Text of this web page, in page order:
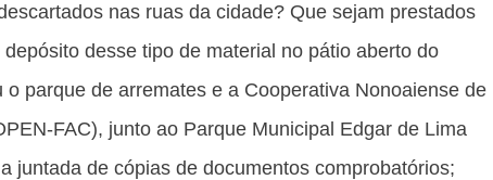
nas ruas da cidade? Que sejam prestados
desse tipo de material no pátio aberto do
parque de arremates e a Cooperativa Nonoaiense de
FAC), junto ao Parque Municipal Edgar de Lima
juntada de cópias de documentos comprobatórios;